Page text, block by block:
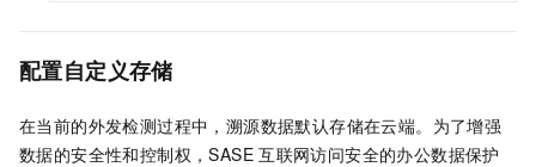
配置自定义存储
在当前的外发检测过程中，溯源数据默认存储在云端。为了增强
数据的安全性和控制权，SASE 互联网访问安全的办公数据保护